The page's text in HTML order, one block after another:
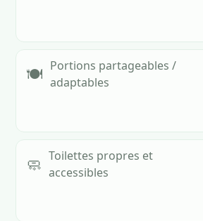
🍽️ Portions partageables /
adaptables
🧼 Toilettes propres et
accessibles